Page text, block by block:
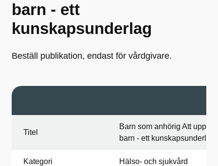
barn - ett
kunskapsunderlag
Beställ publikation, endast för vårdgivare.
Titel
Barn som anhörig Att
barn - ett kunskapsunderlag
Kategori Hälso- och sjukvård